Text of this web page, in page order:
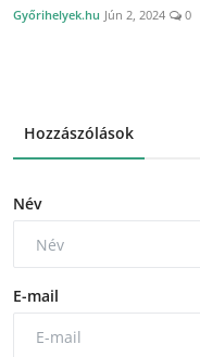
Győrihelyek.hu Jún 2, 2024 0
Hozzászólások
Név
E-mail